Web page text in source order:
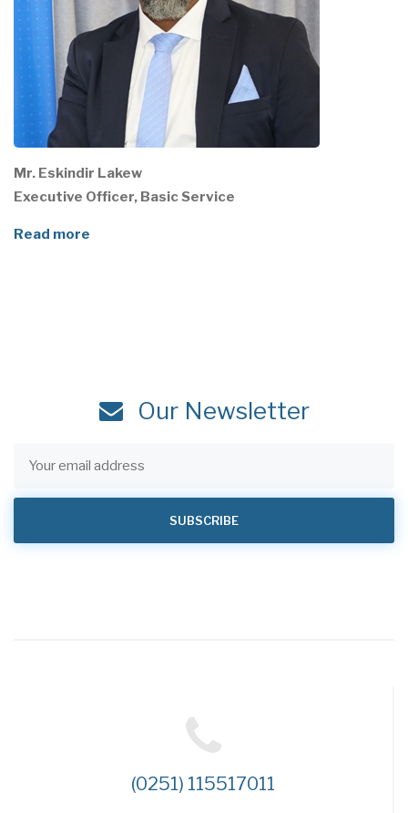
Mr. Eskindir Lakew
Executive Officer, Basic Service
Read more
Our Newsletter
(0251) 115517011